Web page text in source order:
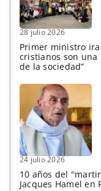
28 julio 2026
Primer ministro
cristianos son una
de la sociedad”
24 julio 2026
10 años del
Jacques Hamel en